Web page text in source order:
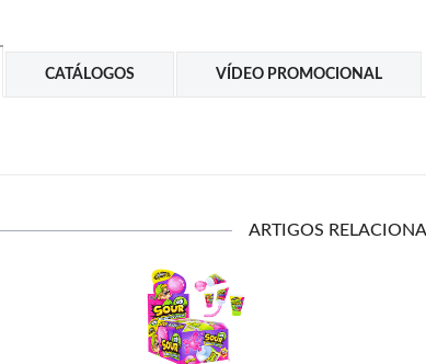
CATÁLOGOS VÍDEO PROMOCIONAL
ARTIGOS